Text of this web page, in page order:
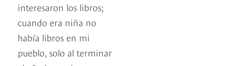
interesaron los libros;
cuando era niña no
había libros en mi
pueblo, solo al terminar